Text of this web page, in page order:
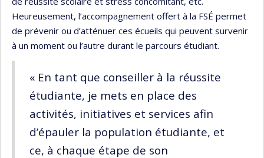
Heureusement, l’accompagnement offert à la FSÉ permet
de prévenir ou d’atténuer ces écueils qui peuvent survenir
à un moment ou l’autre durant le parcours étudiant.
« En tant que conseiller à la réussite
étudiante, je mets en place des
activités, initiatives et services afin
d’épauler la population étudiante, et
ce, à chaque étape de son